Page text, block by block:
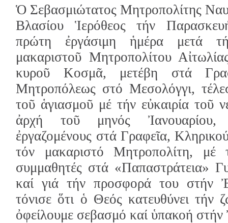
Ὁ Σεβασμιώτατος Μητροπολίτης
Βλασίου Ἱερόθεος τήν
πρώτη ἐργάσιμη ἡμέρα μετά
μακαριστοῦ Μητροπολίτου
κυροῦ Κοσμᾶ, μετέβη στά
Μητροπόλεως στό Μεσολόγγι,
τοῦ ἁγιασμοῦ μέ τήν εὐκαιρία τοῦ
ἀρχή τοῦ μηνός Ἰανουαρίου,
ἐργαζομένους στά Γραφεῖα,
τόν μακαριστό Μητροπολίτη, μέ
συμμαθητές στά «Παπα­στράτεια»
καί γιά τήν προσφορά του στήν
τόνισε ὅτι ὁ Θεός κατευθύνει τήν
ὀφείλουμε σεβασμό καί ὑπακοή